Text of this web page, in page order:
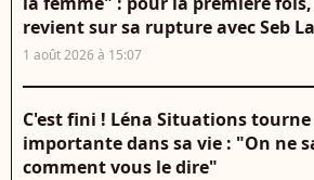
revient sur sa rupture avec Seb
1 août 2026 à 15:07
C'est fini ! Léna Situations
importante dans sa vie : "On ne
comment vous le dire"